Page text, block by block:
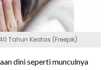
Tahun Keatas (Freepik)
dini seperti munculnya